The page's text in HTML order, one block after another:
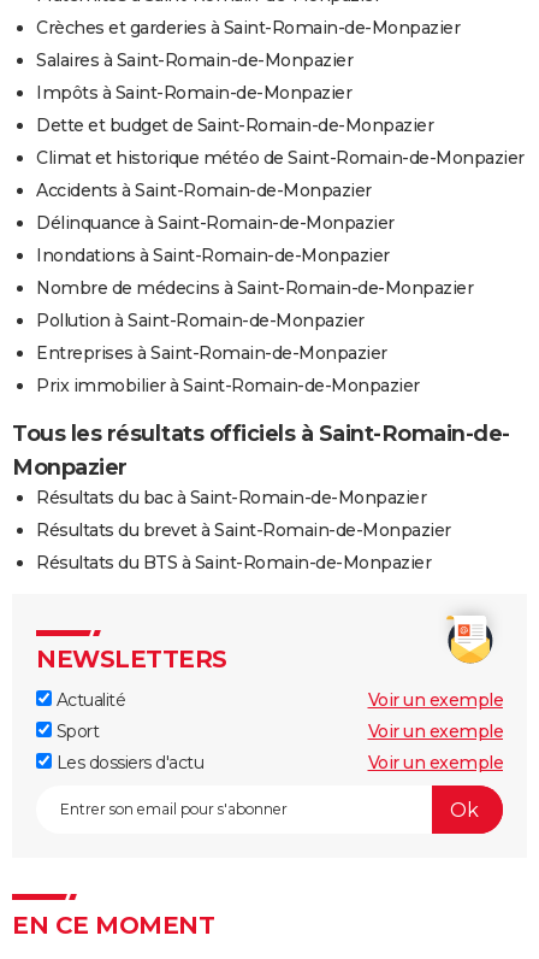
Crèches et garderies à Saint-Romain-de-Monpazier
Salaires à Saint-Romain-de-Monpazier
Impôts à Saint-Romain-de-Monpazier
Dette et budget de Saint-Romain-de-Monpazier
Climat et historique météo de Saint-Romain-de-Monpazier
Accidents à Saint-Romain-de-Monpazier
Délinquance à Saint-Romain-de-Monpazier
Inondations à Saint-Romain-de-Monpazier
Nombre de médecins à Saint-Romain-de-Monpazier
Pollution à Saint-Romain-de-Monpazier
Entreprises à Saint-Romain-de-Monpazier
Prix immobilier à Saint-Romain-de-Monpazier
Tous les résultats officiels à Saint-Romain-de-
Monpazier
Résultats du bac à Saint-Romain-de-Monpazier
Résultats du brevet à Saint-Romain-de-Monpazier
Résultats du BTS à Saint-Romain-de-Monpazier
NEWSLETTERS
Actualité
Voir un exemple
Sport
Voir un exemple
Les dossiers d'actu
Voir un exemple
EN CE MOMENT